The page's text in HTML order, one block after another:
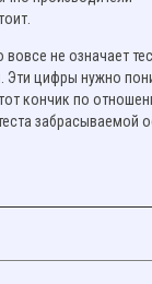
не означает
Эти цифры нужно
кончик по
забрасываемой